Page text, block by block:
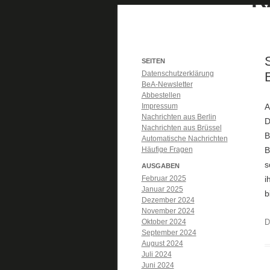
SEITEN
Datenschutzerklärung
BeA-Newsletter
Abbestellen
Impressum
Nachrichten aus Berlin
Nachrichten aus Brüssel
Automatische Nachrichten
Häufige Fragen
AUSGABEN
Februar 2025
Januar 2025
Dezember 2024
November 2024
Oktober 2024
September 2024
August 2024
Juli 2024
Juni 2024